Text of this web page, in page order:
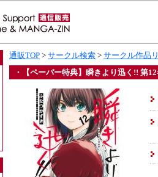
通販TOP > サークル検索 > サークル作品
・【ペーパー特典】瞬きより迅く!! 第